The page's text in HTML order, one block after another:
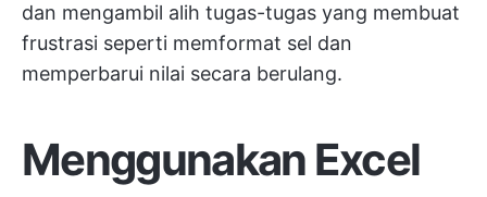
dan mengambil alih tugas-tugas yang membuat
frustrasi seperti memformat sel dan
memperbarui nilai secara berulang.
Menggunakan Excel